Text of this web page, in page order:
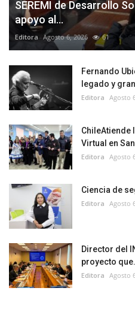
SEREMI de Desarrollo
apoyo al...
Editora Agosto 6, 2026 61
Fernando
legado y
Editora Agosto
ChileAtiende
Virtual en
Editora Agosto
Ciencia de
Editora Agosto
Director del
proyecto
Editora Agosto